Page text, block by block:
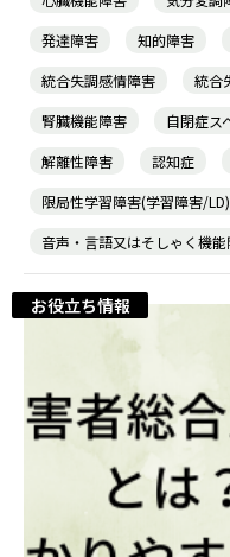
発達障害
知的障害
統合失調感情障害
統合
腎臓機能障害
自閉症ス
解離性障害
認知症
限局性学習障害(学習障害/LD)
音声・言語又はそしゃく機
お役立ち情報